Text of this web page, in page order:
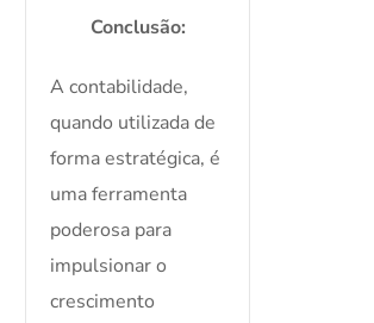
Conclusão:
A contabilidade,
quando utilizada de
forma estratégica, é
uma ferramenta
poderosa para
impulsionar o
crescimento